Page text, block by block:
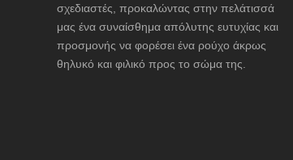
σχεδιαστές, προκαλώντας στην πελάτισσά
μας ένα συναίσθημα απόλυτης ευτυχίας και
προσμονής να φορέσει ένα ρούχο άκρως
θηλυκό και φιλικό προς το σώμα της.